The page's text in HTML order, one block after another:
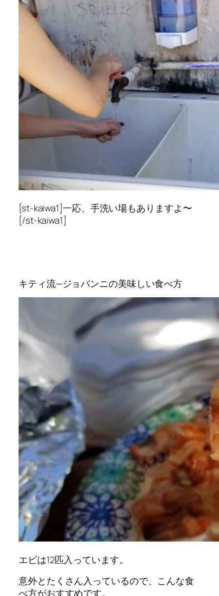
[st-kaiwa1]一応、手洗い場もありますよ〜
[/st-kaiwa1]
キティ流—ジョバンニの美味しい食べ方
エビは12匹入っています。
意外とたくさん入っているので、こんな食
べ方がおすすめです。